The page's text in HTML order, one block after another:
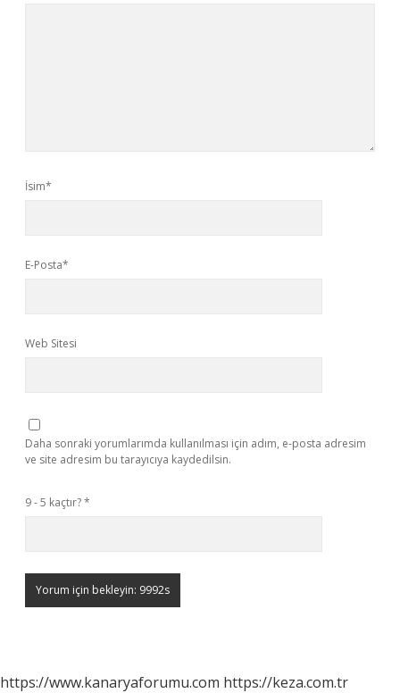
İsim*
E-Posta*
Web Sitesi
Daha sonraki yorumlarımda kullanılması için adım, e-posta adresim
ve site adresim bu tarayıcıya kaydedilsin.
9 - 5 kaçtır?*
https://www.kanaryaforumu.com https://keza.com.tr